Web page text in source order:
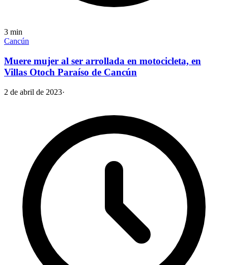
3 min
Cancún
Muere mujer al ser arrollada en motocicleta, en
Villas Otoch Paraíso de Cancún
2 de abril de 2023·